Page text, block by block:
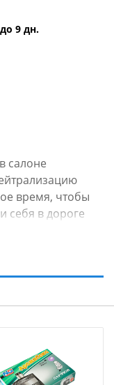
9 дн.
салоне
время, чтобы
себя в дороге